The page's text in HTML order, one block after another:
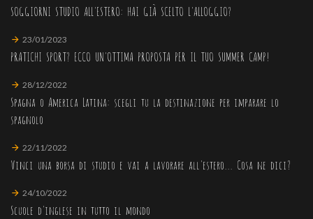
SOGGIORNI STUDIO ALL'ESTERO: HAI GIÀ SCELTO L'ALLOGGIO?
23/01/2023
PRATICHI SPORT? ECCO UN'OTTIMA PROPOSTA PER IL TUO SUMMER CAMP!
28/12/2022
Spagna o America Latina: scegli tu la destinazione per imparare lo
spagnolo
22/11/2022
Vinci una borsa di studio e vai a lavorare all'estero... Cosa ne dici?
24/10/2022
Scuole d'inglese in tutto il mondo